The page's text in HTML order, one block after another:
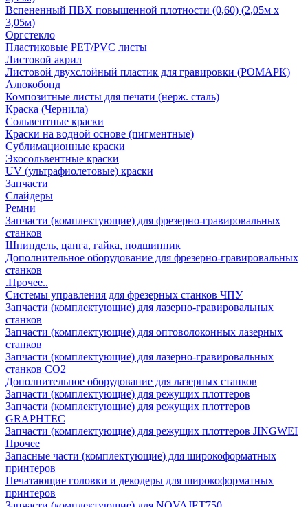
Вспененный ПВХ повышенной плотности (0,60) (2,05м х
3,05м)
Оргстекло
Пластиковые PET/PVC листы
Листовой акрил
Листовой двухслойный пластик для гравировки (РОМАРК)
Алюкобонд
Композитные листы для печати (нерж. сталь)
Краска (Чернила)
Сольвентные краски
Краски на водной основе (пигментные)
Сублимационные краски
Экосольвентные краски
UV (ультрафиолетовые) краски
Запчасти
Слайдеры
Ремни
Запчасти (комплектующие) для фрезерно-гравировальных
станков
Шпиндель, цанга, гайка, подшипник
Дополнительное оборудование для фрезерно-гравировальных
станков
.Прочее..
Системы управления для фрезерных станков ЧПУ
Запчасти (комплектующие) для лазерно-гравировальных
станков
Запчасти (комплектующие) для оптоволоконных лазерных
станков
Запчасти (комплектующие) для лазерно-гравировальных
станков CO2
Дополнительное оборудование для лазерных станков
Запчасти (комплектующие) для режущих плоттеров
Запчасти (комплектующие) для режущих плоттеров
GRAPHTEC
Запчасти (комплектующие) для режущих плоттеров JINGWEI
Прочее
Запасные части (комплектующие) для широкоформатных
принтеров
Печатающие головки и декодеры для широкоформатных
принтеров